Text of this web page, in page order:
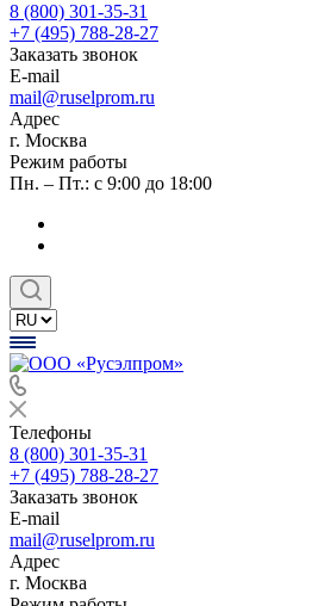
8 (800) 301-35-31
+7 (495) 788-28-27
Заказать звонок
E-mail
mail@ruselprom.ru
Адрес
г. Москва
Режим работы
Пн. – Пт.: с 9:00 до 18:00
Телефоны
8 (800) 301-35-31
+7 (495) 788-28-27
Заказать звонок
E-mail
mail@ruselprom.ru
Адрес
г. Москва